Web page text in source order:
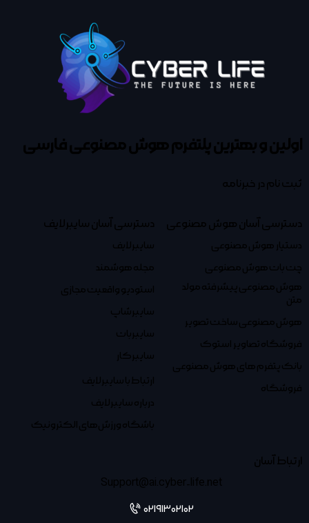
اولین و بهترین پلتفرمهوش مصنوعی فارسی
ثبت نام در خبرنامه
دسترسی آسان هوش مصنوعی
دستیار هوش مصنوعی
چت بات هوش مصنوعی
هوش مصنوعی پیشرفته مولد
متن
هوش مصنوعی ساخت تصویر
فروشگاه تصاویر استوک
بانک پتفرم های هوش مصنوعی
فروشگاه
دسترسی آسان سایبرلایف
سایبرلایف
مجله هوشمند
استودیو واقعیت مجازی
سایبرشاپ
سایبربات
سایبرکار
ارتباط با سایبرلایف
درباره سایبرلایف
باشگاه ورزش‌های الکترونیک
ارتباط آسان
Support@ai.cyber-life.net
02191302102